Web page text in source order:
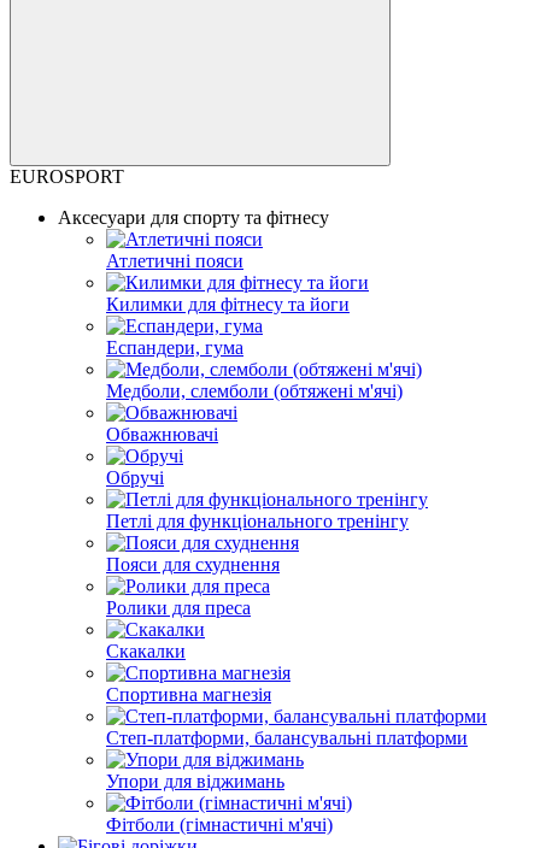
EUROSPORT
Аксесуари для спорту та фітнесу
Атлетичні пояси
Килимки для фітнесу та йоги
Еспандери, гума
Медболи, слемболи (обтяжені м'ячі)
Обважнювачі
Обручі
Петлі для функціонального тренінгу
Пояси для схуднення
Ролики для преса
Скакалки
Спортивна магнезія
Степ-платформи, балансувальні платформи
Упори для віджимань
Фітболи (гімнастичні м'ячі)